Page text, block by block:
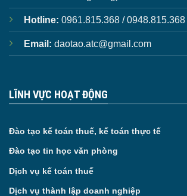
Hotline: 0961.815.368 / 0948.815.368
Email: daotao.atc@gmail.com
LĨNH VỰC HOẠT ĐỘNG
Đào tạo kế toán thuế, kế toán thực tế
Đào tạo tin học văn phòng
Dịch vụ kế toán thuế
Dịch vụ thành lập doanh nghiệp